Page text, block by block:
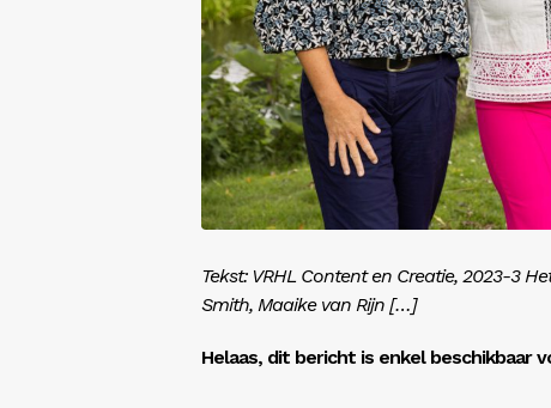
Tekst: VRHL Content en Creatie, 2023-3
Smith, Maaike van Rijn […]
Helaas, dit bericht is enkel beschikbaar